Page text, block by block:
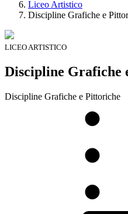
Liceo Artistico
Discipline Grafiche e
LICEO ARTISTICO
Discipline Grafiche
Discipline Grafiche e Pittoriche